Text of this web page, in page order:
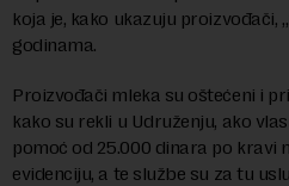
koja je, kako ukazuju proizvođači,
godinama.
Proizvođači mleka su oštećeni i
kako su rekli u Udruženju, ako
pomoć od 25.000 dinara po kravi
evidenciju, a te službe su za tu